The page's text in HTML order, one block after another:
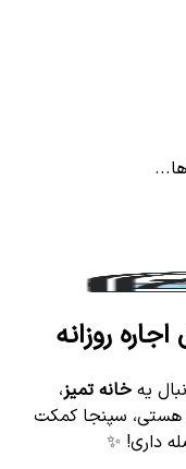
روزانه
یه خانه تمیز،
هستی، سپنجا کمکت
داری! ✨